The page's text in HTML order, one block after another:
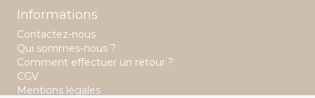
Informations
Contactez-nous
Qui sommes-nous ?
Comment effectuer un retour ?
CGV
Mentions légales